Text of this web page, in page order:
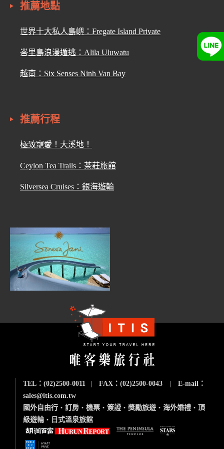
推薦地點
世界十大私人島嶼：Fregate Island Private
峇里島浪漫遁逃：Alila Uluwatu
越南：Six Senses Ninh Van Bay
推薦行程
極致寵愛！大溪地！
Ceylon Tea Trails：茶莊旅館
Silversea Cruises：銀海遊輪
TEL：(02)2500-0011 FAX：(02)2500-0043
E-mail：
sales@itis.com.tw
國外自由行 ‧ 訂房 ‧ 機票 ‧ 簽證 ‧ 獎勵旅遊 ‧ 海外婚禮 ‧ 頂
級遊輪 ‧ 日式溫泉旅館